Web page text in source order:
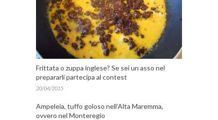
Frittata o zuppa inglese? Se sei un asso nel
prepararli partecipa al contest
20/04/2015
Ampeleia, tuffo goloso nell’Alta Maremma,
ovvero nel Monteregio